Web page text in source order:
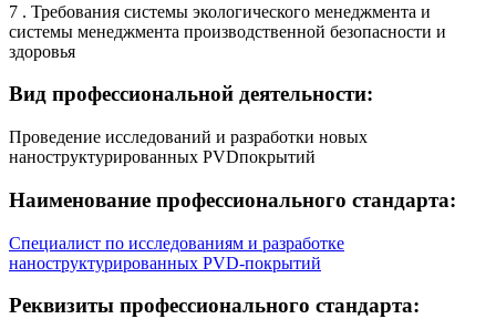
7 . Требования системы экологического менеджмента и
системы менеджмента производственной безопасности и
здоровья
Вид профессиональной деятельности:
Проведение исследований и разработки новых
наноструктурированных PVDпокрытий
Наименование профессионального стандарта:
Специалист по исследованиям и разработке
наноструктурированных PVD-покрытий
Реквизиты профессионального стандарта: